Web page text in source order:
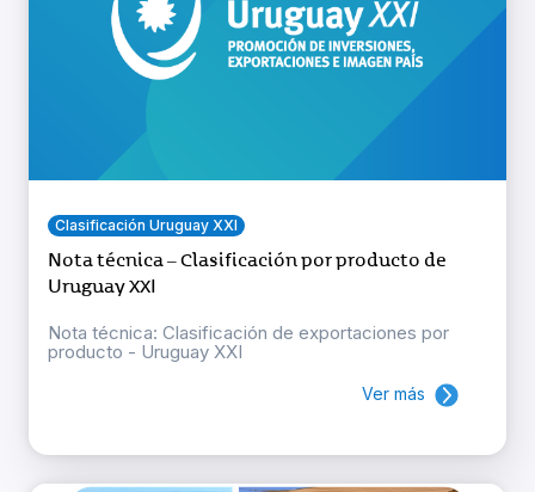
Clasificación Uruguay XXI
Nota técnica – Clasificación por producto de
Uruguay XXI
Nota técnica: Clasificación de exportaciones por
producto - Uruguay XXI
Ver más